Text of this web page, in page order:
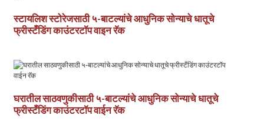
स्टायलिश स्टोरेजसाठी ५-बाटल्यांचे आधुनिक सोन्याचे धातूचे
फ्रीस्टँडिंग काउंटरटॉप वाइन रॅक
घरातील साठवणुकीसाठी ५-बाटल्यांचे आधुनिक सोन्याचे धातूचे
फ्रीस्टँडिंग काउंटरटॉप वाईन रॅक